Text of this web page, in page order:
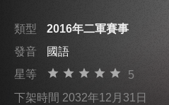
類型
2016年二軍賽事
發音
國語
星等
5
下架時間 2032年12月31日